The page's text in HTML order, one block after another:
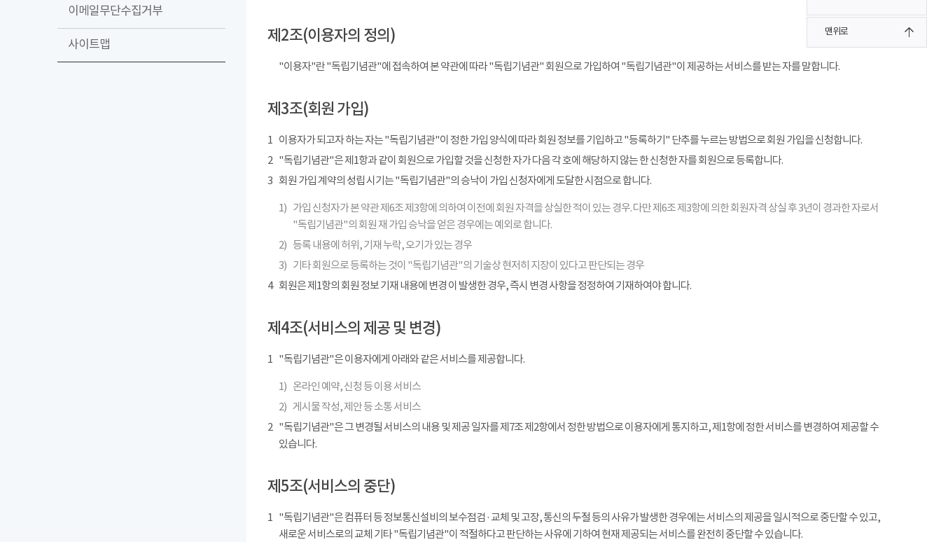
맨위로
이메일무단수집거부
사이트맵 제2조(이용자의 정의)
"이용자"란 "독립기념관"에 접속하여 본 약관에 따라 "독립기념관" 회원으로 가입하여 "독립기념관"이 제공하는 서비스를 받는 자를 말합니다.
제3조(회원 가입)
1 이용자가 되고자 하는 자는 "독립기념관"이 정한 가입 양식에 따라 회원 정보를 기입하고 "등록하기" 단추를 누르는 방법으로 회원 가입을 신청합니다.
2 "독립기념관"은 제1항과 같이 회원으로 가입할 것을 신청한 자가 다음 각 호에 해당하지 않는 한 신청한 자를 회원으로 등록합니다.
3 회원 가입 계약의 성립 시기는 "독립기념관"의 승낙이 가입 신청자에게 도달한 시점으로 합니다.
1) 가입 신청자가 본 약관 제6조 제3항에 의하여 이전에 회원 자격을 상실한 적이 있는 경우. 다만 제6조 제3항에 의한 회원자격 상실 후 3년이 경과한 자로서
"독립기념관"의 회원 재 가입 승낙을 얻은 경우에는 예외로 합니다.
2) 등록 내용에 허위, 기재 누락, 오기가 있는 경우
3) 기타 회원으로 등록하는 것이 "독립기념관"의 기술상 현저히 지장이 있다고 판단되는 경우
4
회원은 제1항의 회원 정보 기재 내용에 변경 이 발생한 경우, 즉시 변경 사항을 정정하여 기재하여야 합니다.
제4조(서비스의 제공 및 변경)
1 "독립기념관"은 이용자에게 아래와 같은 서비스를 제공합니다.
1) 온라인 예약, 신청 등 이용 서비스
2) 게시물 작성, 제안 등 소통 서비스
2 "독립기념관"은 그 변경될 서비스의 내용 및 제공 일자를 제7조 제2항에서 정한 방법으로 이용자에게 통지하고, 제1항에 정한 서비스를 변경하여 제공할 수
있습니다.
제5조(서비스의 중단)
1 "독립기념관"은 컴퓨터 등 정보통신설비의 보수점검 · 교체 및 고장, 통신의 두절 등의 사유가 발생한 경우에는 서비스의 제공을 일시적으로 중단할 수 있고,
새로운 서비스로의 교체 기타 "독립기념관"이 적절하다고 판단하는 사유에 기하여 현재 제공되는 서비스를 완전히 중단할 수 있습니다.